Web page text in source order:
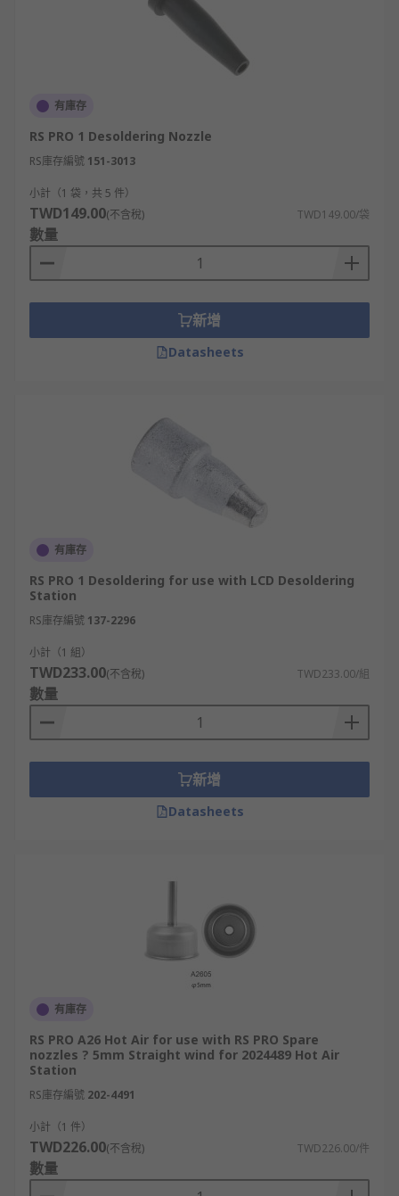
有庫存
RS PRO 1 Desoldering Nozzle
RS庫存編號 151-3013
小計（1 袋，共 5 件）
TWD149.00(不含稅) TWD149.00/袋
數量
新增
Datasheets
有庫存
RS PRO 1 Desoldering for use with LCD Desoldering
Station
RS庫存編號 137-2296
小計（1 組）
TWD233.00(不含稅) TWD233.00/組
數量
新增
Datasheets
有庫存
RS PRO A26 Hot Air for use with RS PRO Spare
nozzles ? 5mm Straight wind for 2024489 Hot Air
Station
RS庫存編號 202-4491
小計（1 件）
TWD226.00(不含稅) TWD226.00/件
數量